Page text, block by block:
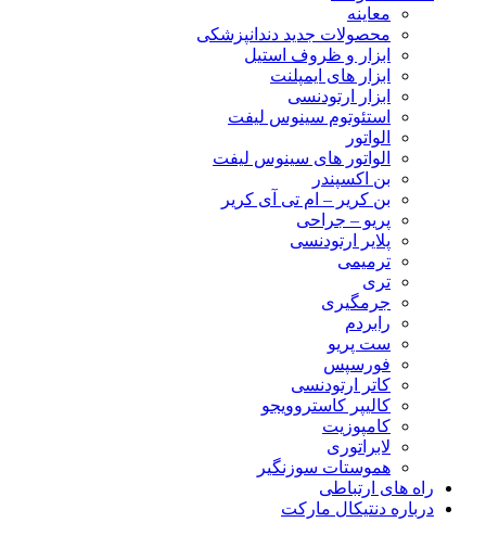
معاینه
محصولات جدید دندانپزشکی
ابزار و ظروف استیل
ابزار های ایمپلنت
ابزار ارتودنسی
استئوتوم سینوس لیفت
الواتور
الواتور های سینوس لیفت
بن اکسپندر
بن کریر – ام تی آی کریر
پریو – جراحی
پلایر ارتودنسی
ترمیمی
تری
جرمگیری
رابردم
ست پریو
فورسپس
کاتر ارتودنسی
کالیپر کاستروویجو
کامپوزیت
لابراتوری
هموستات سوزنگیر
راه های ارتباطی
درباره دنتیکال مارکت